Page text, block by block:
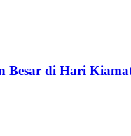
Besar di Hari